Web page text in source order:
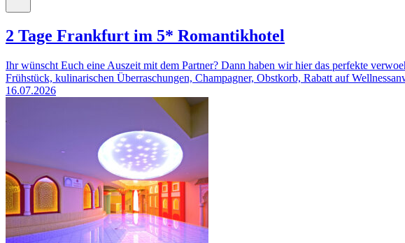
2 Tage Frankfurt im 5* Romantikhotel
Ihr wünscht Euch eine Auszeit mit dem Partner? Dann haben wir hier das perfekte
Frühstück, kulinarischen Überraschungen, Champagner, Obstkorb, Rabatt auf
16.07.2026